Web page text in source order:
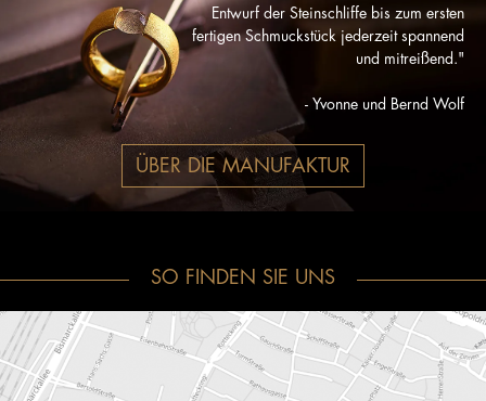
Entwurf der Steinschliffe bis zum ersten
fertigen Schmuckstück jederzeit spannend
und mitreißend."
- Yvonne und Bernd Wolf
ÜBER DIE MANUFAKTUR
SO FINDEN SIE UNS